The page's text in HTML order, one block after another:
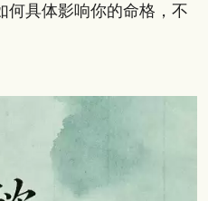
何具体影响你的命格，不